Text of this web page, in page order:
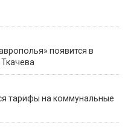
появится в
тарифы на коммунальные